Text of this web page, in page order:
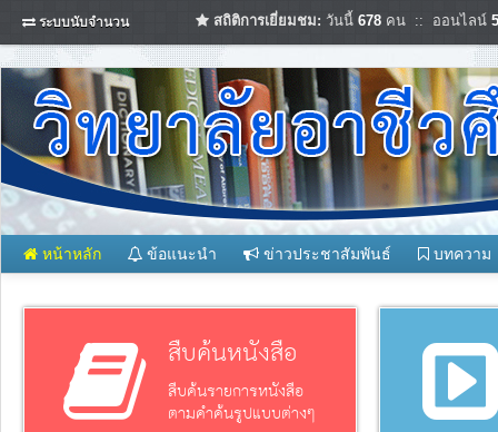
ระบบนับจำนวน สถิติการเยี่ยมชม: วันนี้ 678 คน :: ออนไลน์
หน้าหลัก ข้อแนะนำ ข่าวประชาสัมพันธ์ บทความ
สืบค้นหนังสือ
สืบค้นรายการหนังสือ
ตามคำค้นรูปแบบต่างๆ